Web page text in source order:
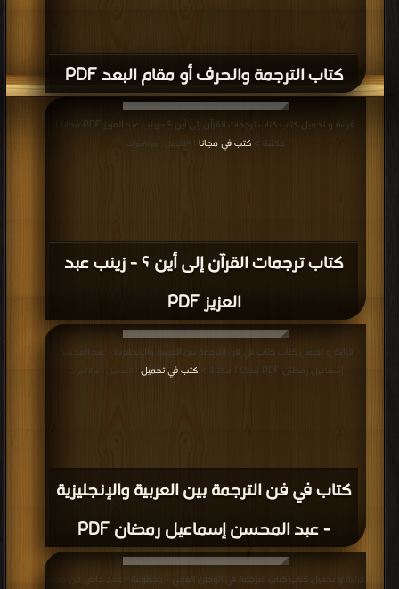
كتاب الترجمة والحرف أو مقام البعد PDF
كتاب ترجمات القرآن إلى أين ؟ - زينب عبد
العزيز PDF
قراءة و تحميل كتاب كتاب ترجمات القرآن إلى أين ؟ - زينب عبد العزيز PDF مجانا |
مكتبة >كتب في مجانا | التحميل : مرة/مرات
كتاب في فن الترجمة بين العربية والإنجليزية
- عبد المحسن إسماعيل رمضان PDF
قراءة و تحميل كتاب كتاب في فن الترجمة بين العربية والإنجليزية - عبد المحسن
إسماعيل رمضان PDF مجانا | مكتبة >
كتب في تحميل | التحميل : مرة/مرات
قراءة و تحميل كتاب كتاب الترجمة في الوطن العربي - مجموعة ( عدد خاص من مجلة